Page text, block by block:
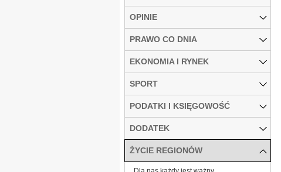
OPINIE
PRAWO CO DNIA
EKONOMIA I RYNEK
SPORT
PODATKI I KSIĘGOWOŚĆ
DODATEK
ŻYCIE REGIONÓW